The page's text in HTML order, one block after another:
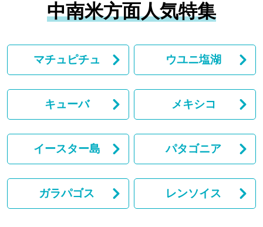
中南米方面人気特集
マチュピチュ ウユニ塩湖
キューバ メキシコ
イースター島 パタゴニア
ガラパゴス レンソイス